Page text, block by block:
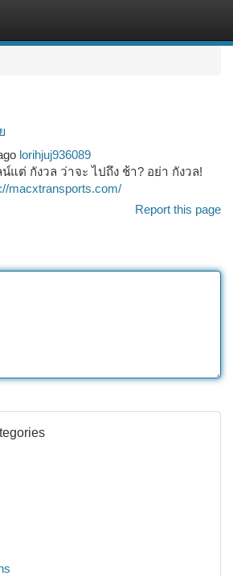
lorihjuj936089
แต่ กังวล ว่าจะ ไปถึง ช้า? อย่า กังวล!
macxtransports.com/
Report this page